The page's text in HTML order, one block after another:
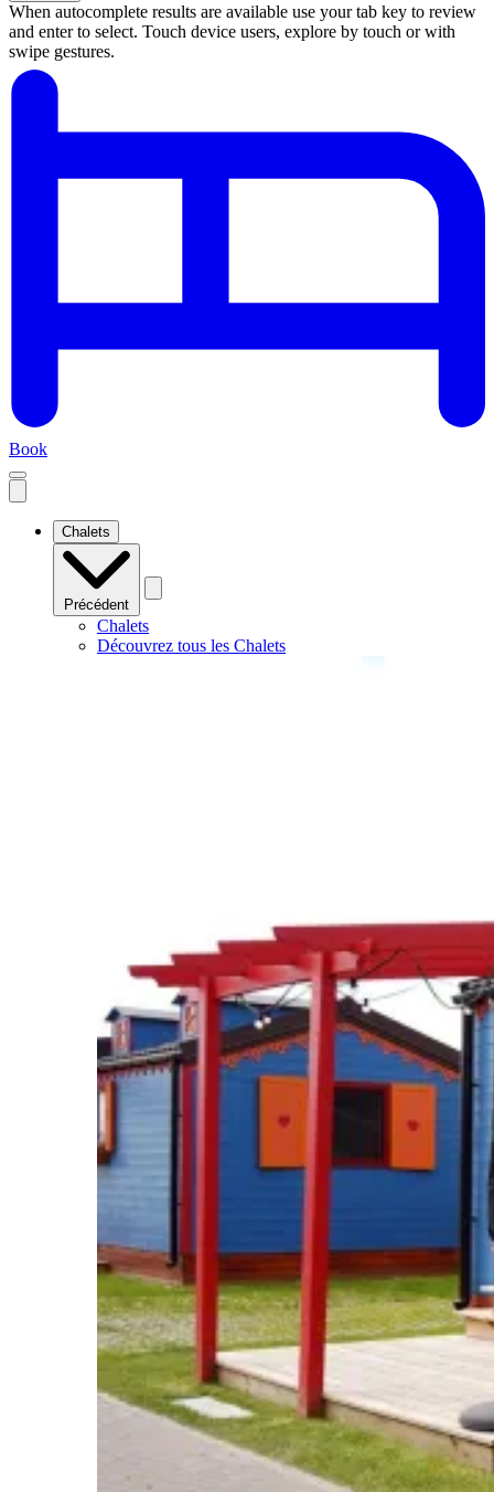
When autocomplete results are available use your tab key to review
and enter to select. Touch device users, explore by touch or with
swipe gestures.
Résultats
recherche
Book
Open
mobile
Chalets
Précédent
Chalets
Découvrez tous les Chalets